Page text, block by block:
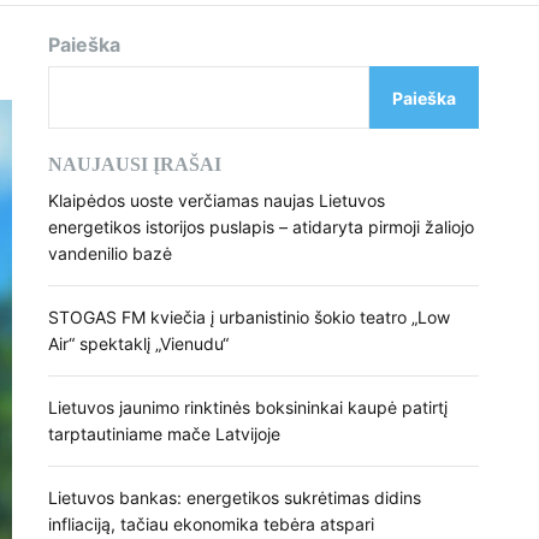
d
Paieška
Paieška
NAUJAUSI ĮRAŠAI
Klaipėdos uoste verčiamas naujas Lietuvos
energetikos istorijos puslapis – atidaryta pirmoji žaliojo
vandenilio bazė
STOGAS FM kviečia į urbanistinio šokio teatro „Low
Air“ spektaklį „Vienudu“
Lietuvos jaunimo rinktinės boksininkai kaupė patirtį
tarptautiniame mače Latvijoje
Lietuvos bankas: energetikos sukrėtimas didins
infliaciją, tačiau ekonomika tebėra atspari